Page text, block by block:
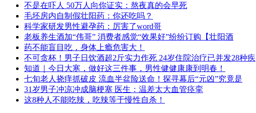
不是在吓人 50万人向你证实：熬夜真的会早死
毛坯房内自制假壮阳药：你还吃吗？
科学家研发男性避孕药：厉害了word哥
老板养生酒加“伟哥” 消费者感觉“效果好”纷纷订购【壮阳酒
药不能盲目吃，身体上瘾危害大！
不可贪杯！男子日饮酒超2斤实力作死 24岁住院治疗已并发28种疾
知道｜今日大寒，做好这三件事，男性健健康康到明春！
七旬老人挠痒抓破皮 流血半盆险送命！探寻幕后“元凶”究竟是
31岁男子冲凉冲成脑梗塞 医生：温差太大血管痉挛
这8种人不能吃辣，吃辣等于慢性自杀！